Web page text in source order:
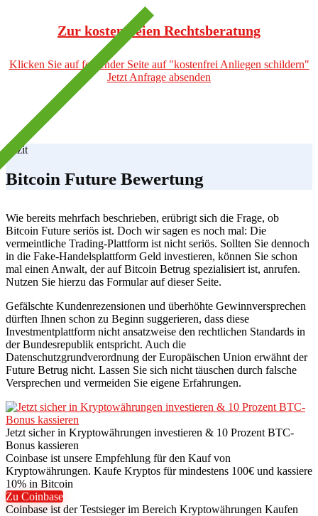
Zur kostenfreien Rechtsberatung
Klicken Sie auf folgender Seite auf "kostenfrei Anliegen schildern"
Jetzt Anfrage absenden
Fazit
Bitcoin Future Bewertung
Wie bereits mehrfach beschrieben, erübrigt sich die Frage, ob
Bitcoin Future seriös ist. Doch wir sagen es noch mal: Die
vermeintliche Trading-Plattform ist nicht seriös. Sollten Sie dennoch
in die Fake-Handelsplattform Geld investieren, können Sie schon
mal einen Anwalt, der auf Bitcoin Betrug spezialisiert ist, anrufen.
Nutzen Sie hierzu das Formular auf dieser Seite.
Gefälschte Kundenrezensionen und überhöhte Gewinnversprechen
dürften Ihnen schon zu Beginn suggerieren, dass diese
Investmentplattform nicht ansatzweise den rechtlichen Standards in
der Bundesrepublik entspricht. Auch die
Datenschutzgrundverordnung der Europäischen Union erwähnt der
Future Betrug nicht. Lassen Sie sich nicht täuschen durch falsche
Versprechen und vermeiden Sie eigene Erfahrungen.
Jetzt sicher in Kryptowährungen investieren & 10 Prozent BTC-
Bonus kassieren
Coinbase ist unsere Empfehlung für den Kauf von
Kryptowährungen. Kaufe Kryptos für mindestens 100€ und kassiere
10% in Bitcoin
Zu Coinbase
Coinbase ist der Testsieger im Bereich Kryptowährungen Kaufen